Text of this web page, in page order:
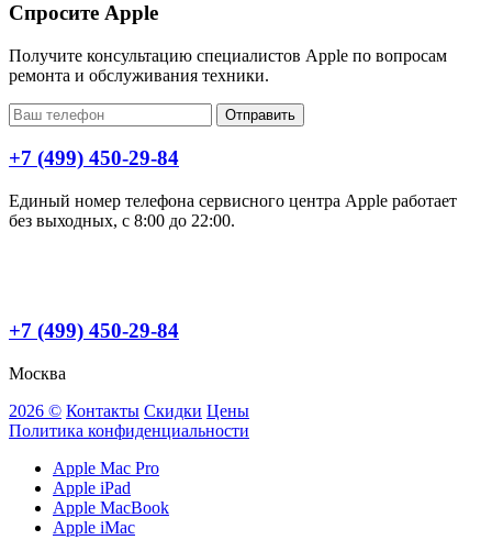
Спросите Apple
Получите консультацию специалистов Apple по вопросам
ремонта и обслуживания техники.
Отправить
+7 (499) 450-29-84
Единый номер телефона сервисного центра Apple работает
без выходных, с 8:00 до 22:00.
+7 (499) 450-29-84
Москва
2026 © Контакты Скидки Цены
Политика конфиденциальности
Apple Mac Pro
Apple iPad
Apple MacBook
Apple iMac